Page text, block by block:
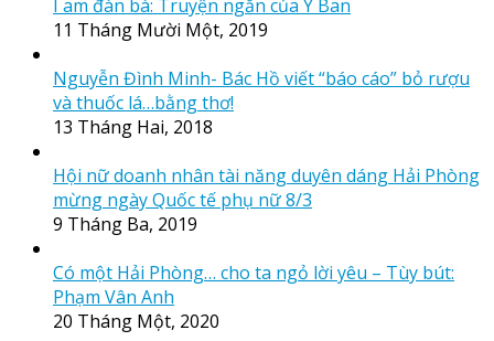
I am đàn bà: Truyện ngắn của Y Ban
11 Tháng Mười Một, 2019
Nguyễn Đình Minh- Bác Hồ viết “báo cáo” bỏ rượu
và thuốc lá…bằng thơ!
13 Tháng Hai, 2018
Hội nữ doanh nhân tài năng duyên dáng Hải Phòng
mừng ngày Quốc tế phụ nữ 8/3
9 Tháng Ba, 2019
Có một Hải Phòng… cho ta ngỏ lời yêu – Tùy bút:
Phạm Vân Anh
20 Tháng Một, 2020